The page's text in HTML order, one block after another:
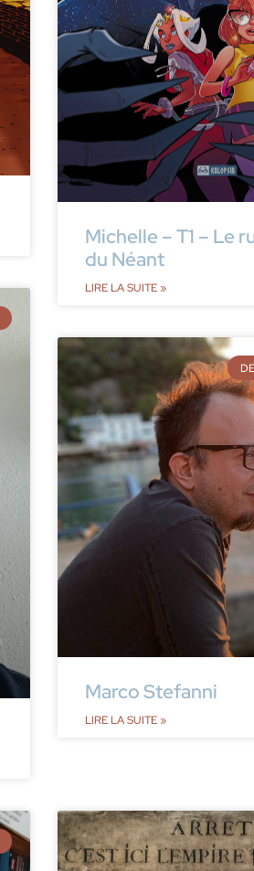
Michelle – T1 – Le
du Néant
LIRE LA SUITE »
Marco Stefanni
LIRE LA SUITE »